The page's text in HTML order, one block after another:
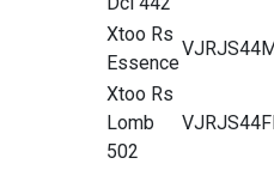
Xtoo Rs
Essence
Xtoo Rs
Lomb
502